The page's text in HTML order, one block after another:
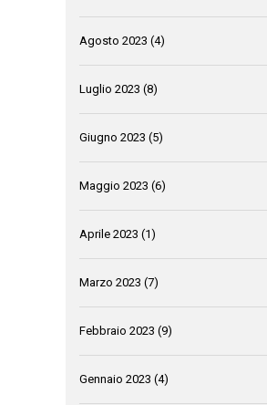
Agosto 2023 (4)
Luglio 2023 (8)
Giugno 2023 (5)
Maggio 2023 (6)
Aprile 2023 (1)
Marzo 2023 (7)
Febbraio 2023 (9)
Gennaio 2023 (4)